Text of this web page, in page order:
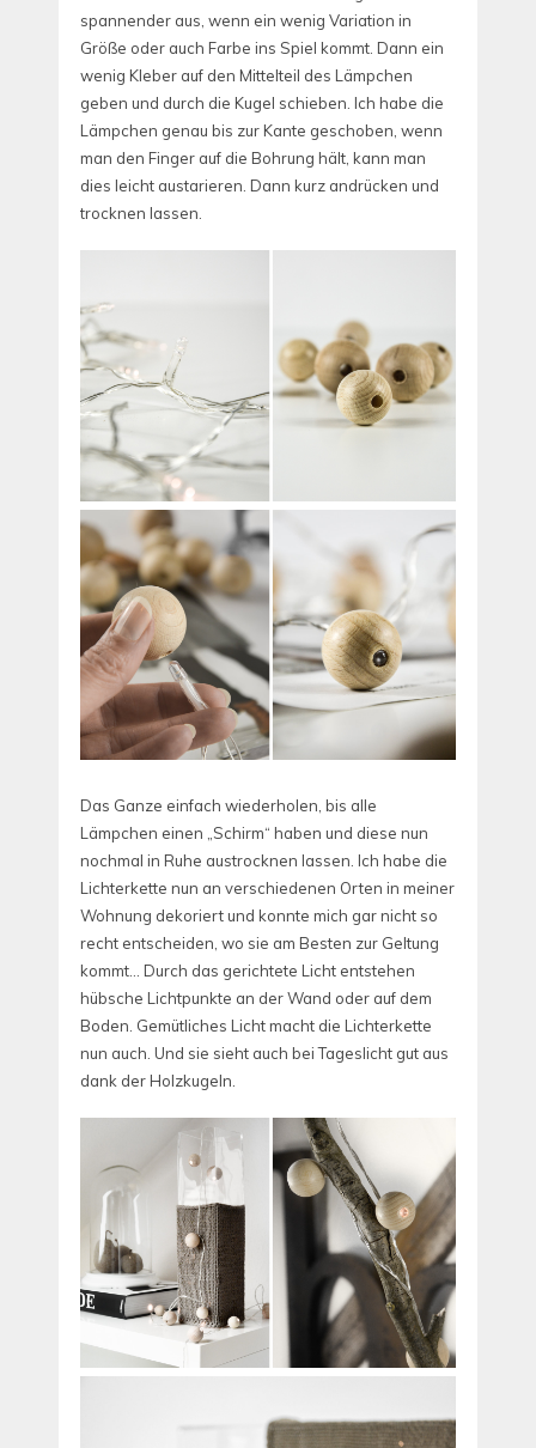
spannender aus, wenn ein wenig Variation in
Größe oder auch Farbe ins Spiel kommt. Dann ein
wenig Kleber auf den Mittelteil des Lämpchen
geben und durch die Kugel schieben. Ich habe die
Lämpchen genau bis zur Kante geschoben, wenn
man den Finger auf die Bohrung hält, kann man
dies leicht austarieren. Dann kurz andrücken und
trocknen lassen.
Das Ganze einfach wiederholen, bis alle
Lämpchen einen „Schirm“ haben und diese nun
nochmal in Ruhe austrocknen lassen. Ich habe die
Lichterkette nun an verschiedenen Orten in meiner
Wohnung dekoriert und konnte mich gar nicht so
recht entscheiden, wo sie am Besten zur Geltung
kommt… Durch das gerichtete Licht entstehen
hübsche Lichtpunkte an der Wand oder auf dem
Boden. Gemütliches Licht macht die Lichterkette
nun auch. Und sie sieht auch bei Tageslicht gut aus
dank der Holzkugeln.